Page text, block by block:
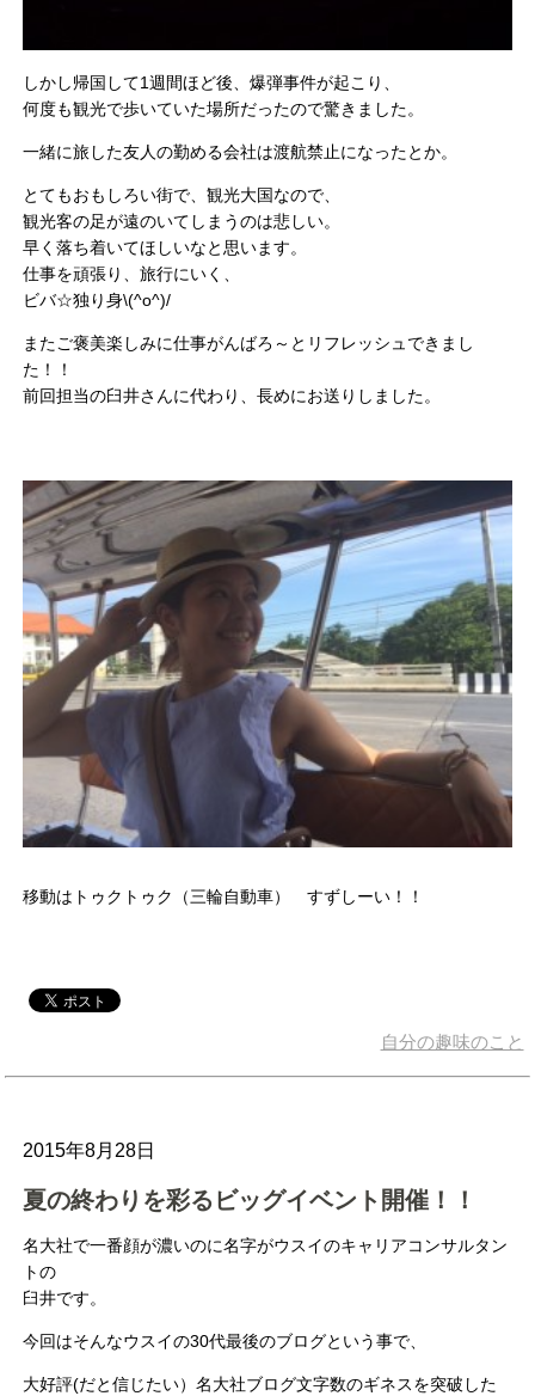
しかし帰国して1週間ほど後、爆弾事件が起こり、
何度も観光で歩いていた場所だったので驚きました。
一緒に旅した友人の勤める会社は渡航禁止になったとか。
とてもおもしろい街で、観光大国なので、
観光客の足が遠のいてしまうのは悲しい。
早く落ち着いてほしいなと思います。
仕事を頑張り、旅行にいく、
ビバ☆独り身\(^o^)/
またご褒美楽しみに仕事がんばろ～とリフレッシュできまし
た！！
前回担当の臼井さんに代わり、長めにお送りしました。
移動はトゥクトゥク（三輪自動車） すずしーい！！
自分の趣味のこと
2015年8月28日
夏の終わりを彩るビッグイベント開催！！
名大社で一番顔が濃いのに名字がウスイのキャリアコンサルタン
トの
臼井です。
今回はそんなウスイの30代最後のブログという事で、
大好評(だと信じたい）名大社ブログ文字数のギネスを突破した